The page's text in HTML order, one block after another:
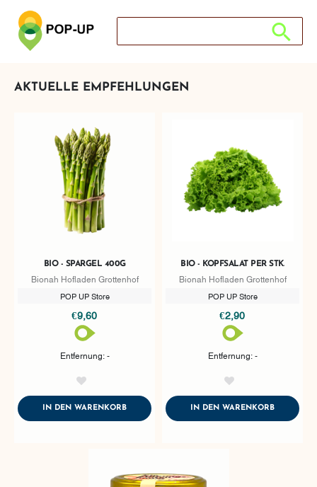
Suche nach: Zum Beispiel Wein, Fleisch,
Suche
AKTUELLE EMPFEHLUNGEN
BIO - SPARGEL 400G
Bionah Hofladen Grottenhof
POP UP Store
€9,60
Entfernung: -
IN DEN WARENKORBADDTOCART
BIO - KOPFSALAT PER STK.
Bionah Hofladen Grottenhof
POP UP Store
€2,90
Entfernung: -
IN DEN WARENKORB